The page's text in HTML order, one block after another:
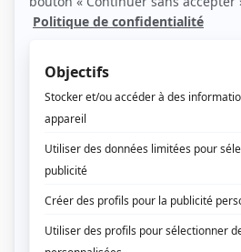
Cré Basile( Placide Tranquille)
Coeur aux poings(Bertrand)
Absolvo te(Curé Fulgence Denormanville
Sous le signe du lion I(Jérémie Martin )
Filles d'Ève(
Ouragan(Rôle inconnu)
Le grand duc
Quatuor: Quand nous serons à la Manouan
Le téléthéâtre: Un simple soldat